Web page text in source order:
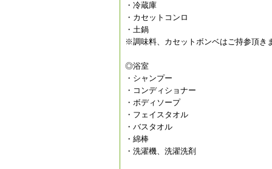
・冷蔵庫
・カセットコンロ
・土鍋
※調味料、カセットボンベはご持参頂き
◎浴室
・シャンプー
・コンディショナー
・ボディソープ
・フェイスタオル
・バスタオル
・綿棒
・洗濯機、洗濯洗剤